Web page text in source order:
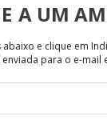
abaixo e clique em
para o e-mail